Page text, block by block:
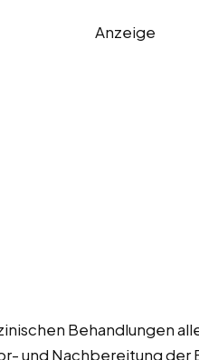
Anzeige
Behandlungen
und Nachbereitung der